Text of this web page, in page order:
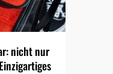
nicht nur